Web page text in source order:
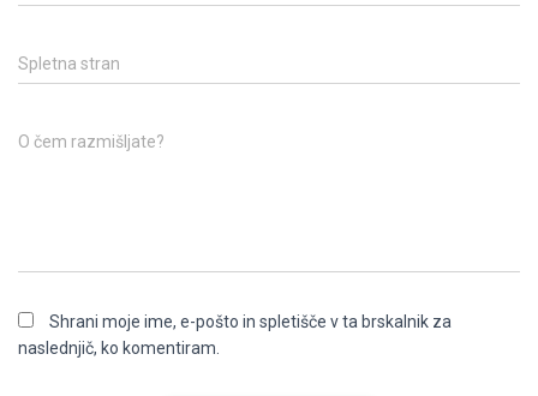
Spletna stran
O čem razmišljate?
Shrani moje ime, e-pošto in spletišče v ta brskalnik za
naslednjič, ko komentiram.